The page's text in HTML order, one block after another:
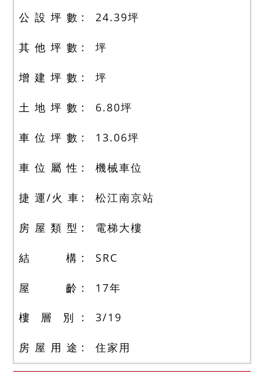
公 設 坪 數 24.39坪
其 他 坪 數 坪
增 建 坪 數 坪
土 地 坪 數 6.80坪
車 位 坪 數 13.06坪
車 位 屬 性 機械車位
捷 運/火 車 松江南京站
房 屋 類 型 電梯大樓
結 構 SRC
屋 齡 17年
樓 層 別 3/19
房 屋 用 途 住家用